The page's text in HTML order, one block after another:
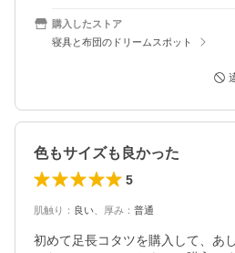
購入したストア
寝具と布団のドリームスポット
色もサイズも良かった
5
肌触り ： 良い 厚み ： 普通
初めて足長コタツを購入して、あ